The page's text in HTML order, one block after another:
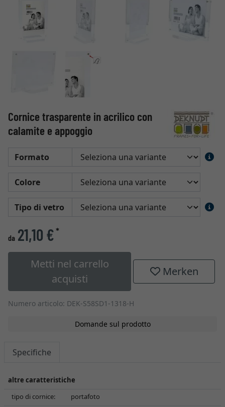
Cornice trasparente in acrilico con
calamite e appoggio
Formato
Colore
Tipo di vetro
da 21,10 €*
Metti nel carrello
acquisti
Merken
Numero articolo: DEK-S58SD1-1318-H
Domande sul prodotto
Specifiche
altre caratteristiche
tipo di cornice:
portafoto